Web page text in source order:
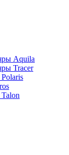
Aquila
Tracer